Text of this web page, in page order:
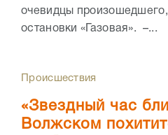
очевидцы
остановки «Газовая». –...
Происшествия
«Звездный час
Волжском